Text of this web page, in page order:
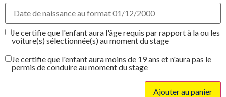
Je certifie que l'enfant aura l'âge requis par rapport à la ou les
voiture(s) sélectionnée(s) au moment du stage
Je certifie que l'enfant aura moins de 19 ans et n'aura pas le
permis de conduire au moment du stage
Ajouter au panier